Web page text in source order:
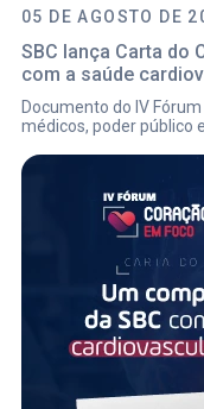
05 DE AGOSTO DE
SBC lança Carta do
com a saúde
Documento do IV
médicos, poder público